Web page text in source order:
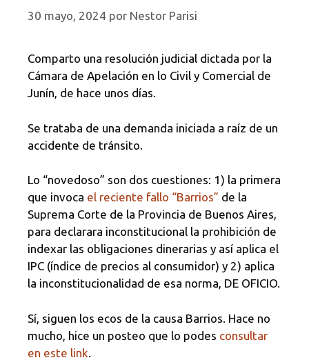
30 mayo, 2024 por Nestor Parisi
Comparto una resolución judicial dictada por la
Cámara de Apelación en lo Civil y Comercial de
Junín, de hace unos días.
Se trataba de una demanda iniciada a raíz de un
accidente de tránsito.
Lo “novedoso” son dos cuestiones: 1) la primera
que invoca el reciente fallo “Barrios” de la
Suprema Corte de la Provincia de Buenos Aires,
para declarara inconstitucional la prohibición de
indexar las obligaciones dinerarias y así aplica el
IPC (índice de precios al consumidor) y 2) aplica
la inconstitucionalidad de esa norma, DE OFICIO.
Sí, siguen los ecos de la causa Barrios. Hace no
mucho, hice un posteo que lo podes consultar
en este link